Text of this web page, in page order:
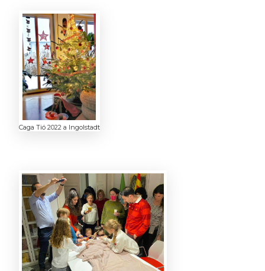
Caga Tió 2022 a Ingolstadt